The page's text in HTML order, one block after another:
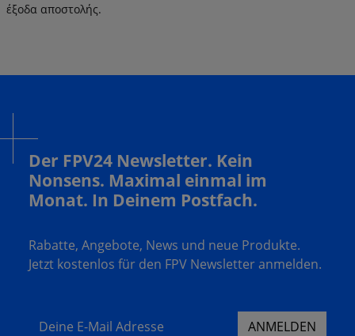
έξοδα αποστολής.
Der FPV24 Newsletter. Kein
Nonsens. Maximal einmal im
Monat. In Deinem Postfach.
Rabatte, Angebote, News und neue Produkte.
Jetzt kostenlos für den FPV Newsletter anmelden.
Deine E-Mail Adresse ANMELDEN